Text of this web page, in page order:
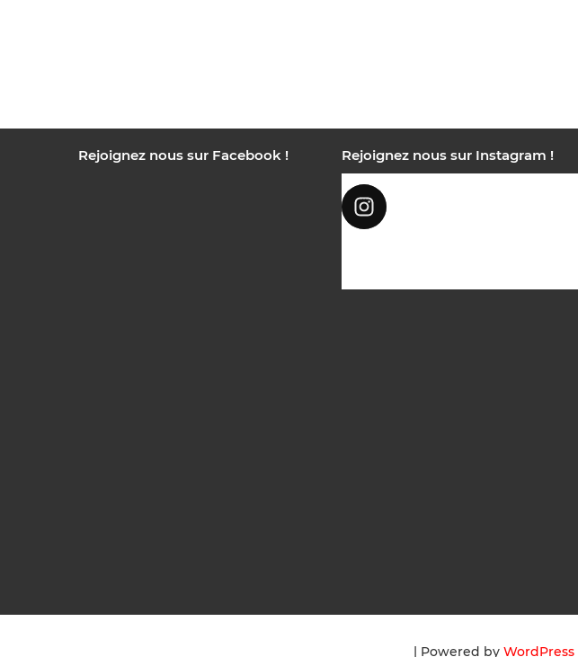
Rejoignez nous sur Facebook ! Rejoignez nous sur Instagram !
| Powered by WordPress